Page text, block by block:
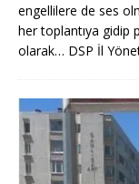
engellilere de ses
her toplantıya gidip
olarak… DSP İl